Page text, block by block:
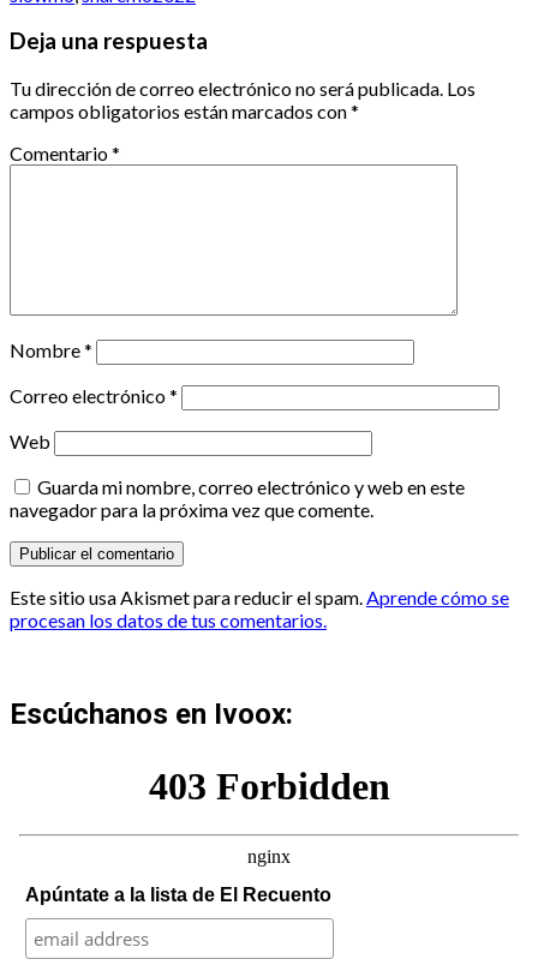
Deja una respuesta
Tu dirección de correo electrónico no será publicada. Los
campos obligatorios están marcados con*
Comentario*
Nombre*
Correo electrónico*
Web
Guarda mi nombre, correo electrónico y web en este
navegador para la próxima vez que comente.
Este sitio usa Akismet para reducir el spam.Aprende cómo se
procesan los datos de tus comentarios.
Escúchanos en Ivoox:
Apúntate a la lista de El Recuento